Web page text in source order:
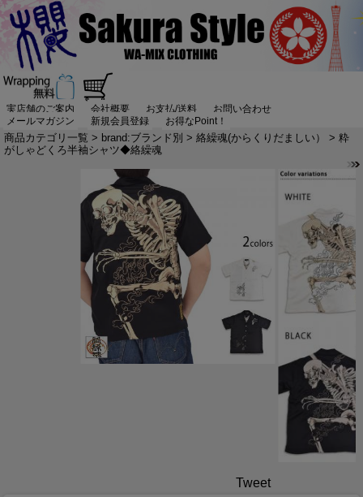
実店舗のご案内 会社概要 お支払/送料
お問い合わせ
メールマガジン
新規会員登録 お得なPoint！
商品カテゴリ一覧 > brand:ブランド別 > 絡繰魂(からくりだましい）
> 粋
がしゃどくろ半袖シャツ◆絡繰魂
Tweet